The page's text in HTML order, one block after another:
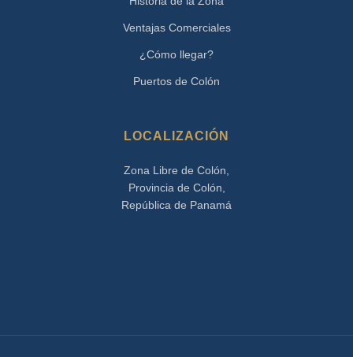
Ventajas Comerciales
¿Cómo llegar?
Puertos de Colón
LOCALIZACIÓN
Zona Libre de Colón,
Provincia de Colón,
República de Panamá